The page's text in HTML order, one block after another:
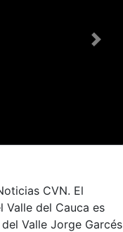
Next
CVN. El
del Cauca es
Valle Jorge Garcés